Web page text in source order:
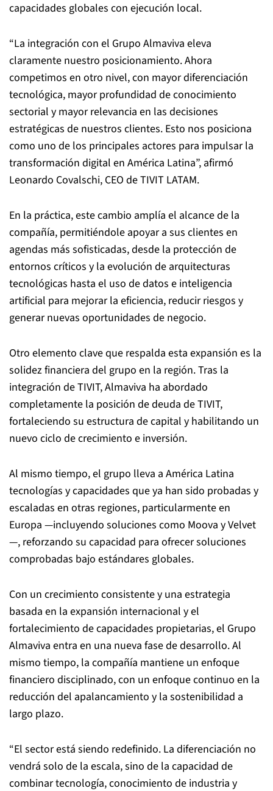
capacidades globales con ejecución local.
“La integración con el Grupo Almaviva eleva
claramente nuestro posicionamiento. Ahora
competimos en otro nivel, con mayor diferenciación
tecnológica, mayor profundidad de conocimiento
sectorial y mayor relevancia en las decisiones
estratégicas de nuestros clientes. Esto nos posiciona
como uno de los principales actores para impulsar la
transformación digital en América Latina”, afirmó
Leonardo Covalschi, CEO de TIVIT LATAM.
En la práctica, este cambio amplía el alcance de la
compañía, permitiéndole apoyar a sus clientes en
agendas más sofisticadas, desde la protección de
entornos críticos y la evolución de arquitecturas
tecnológicas hasta el uso de datos e inteligencia
artificial para mejorar la eficiencia, reducir riesgos y
generar nuevas oportunidades de negocio.
Otro elemento clave que respalda esta expansión es la
solidez financiera del grupo en la región. Tras la
integración de TIVIT, Almaviva ha abordado
completamente la posición de deuda de TIVIT,
fortaleciendo su estructura de capital y habilitando un
nuevo ciclo de crecimiento e inversión.
Al mismo tiempo, el grupo lleva a América Latina
tecnologías y capacidades que ya han sido probadas y
escaladas en otras regiones, particularmente en
Europa —incluyendo soluciones como Moova y Velvet
—, reforzando su capacidad para ofrecer soluciones
comprobadas bajo estándares globales.
Con un crecimiento consistente y una estrategia
basada en la expansión internacional y el
fortalecimiento de capacidades propietarias, el Grupo
Almaviva entra en una nueva fase de desarrollo. Al
mismo tiempo, la compañía mantiene un enfoque
financiero disciplinado, con un enfoque continuo en la
reducción del apalancamiento y la sostenibilidad a
largo plazo.
“El sector está siendo redefinido. La diferenciación no
vendrá solo de la escala, sino de la capacidad de
combinar tecnología, conocimiento de industria y